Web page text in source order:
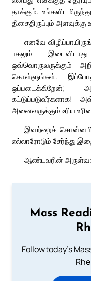
தாக்கும்.
திசைதிருப்பும்
எனவே
பகலும்
ஒவ்வொருவருக்கும்
கொள்ளுங்கள்.
ஒப்படைக்கிறேன்;
கட்டுப்படுவீர்களாக!
அனைவருக்கும் உரிய
இவற்றைச்
எல்லாரோடும் சேர்ந்து
ஆண்டவரின்
Mass
Follow today's